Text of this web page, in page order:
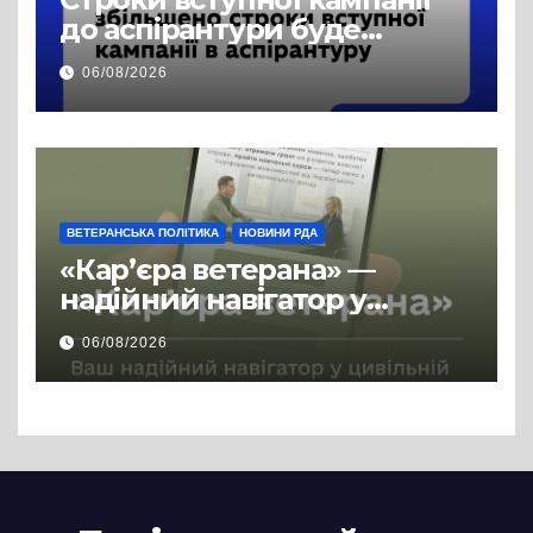
до аспірантури буде
продовжено
06/08/2026
ВЕТЕРАНСЬКА ПОЛІТИКА НОВИНИ РДА
«Кар’єра ветерана» —
надійний навігатор у
цивільній професії
06/08/2026